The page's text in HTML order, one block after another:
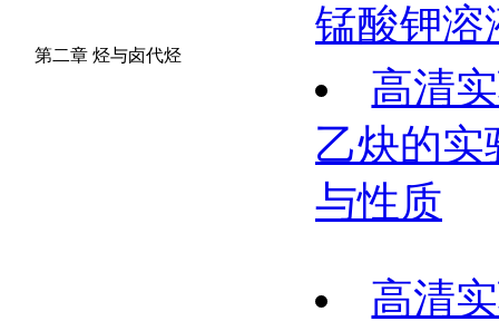
第二章 烃与卤代烃
锰酸钾溶
高清
乙炔的实
与性质
高清